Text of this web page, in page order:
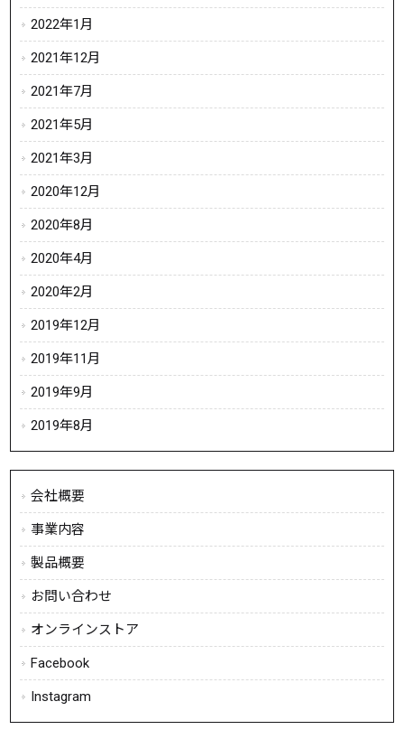
2022年1月
2021年12月
2021年7月
2021年5月
2021年3月
2020年12月
2020年8月
2020年4月
2020年2月
2019年12月
2019年11月
2019年9月
2019年8月
会社概要
事業内容
製品概要
お問い合わせ
オンラインストア
Facebook
Instagram